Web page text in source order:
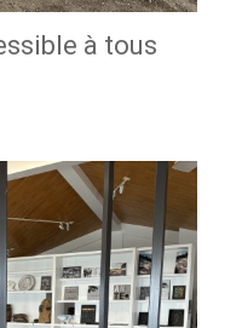
à tous